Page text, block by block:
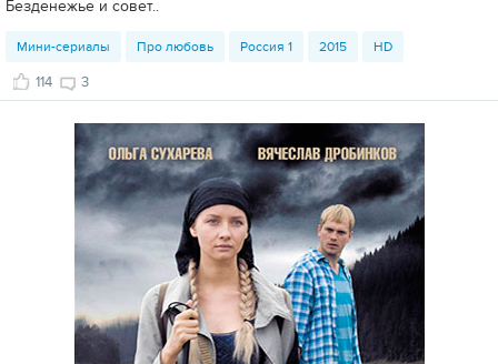
Безденежье и совет..
Мини-сериалы Про любовь Россия 1 2015 HD
114 3